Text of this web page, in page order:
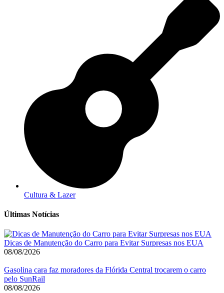
Cultura & Lazer
Últimas Notícias
Dicas de Manutenção do Carro para Evitar Surpresas nos EUA
08/08/2026
Gasolina cara faz moradores da Flórida Central trocarem o carro
pelo SunRail
08/08/2026